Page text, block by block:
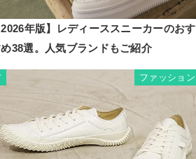
年版】レディーススニーカーのおす
38選。人気ブランドもご紹介
ファッション